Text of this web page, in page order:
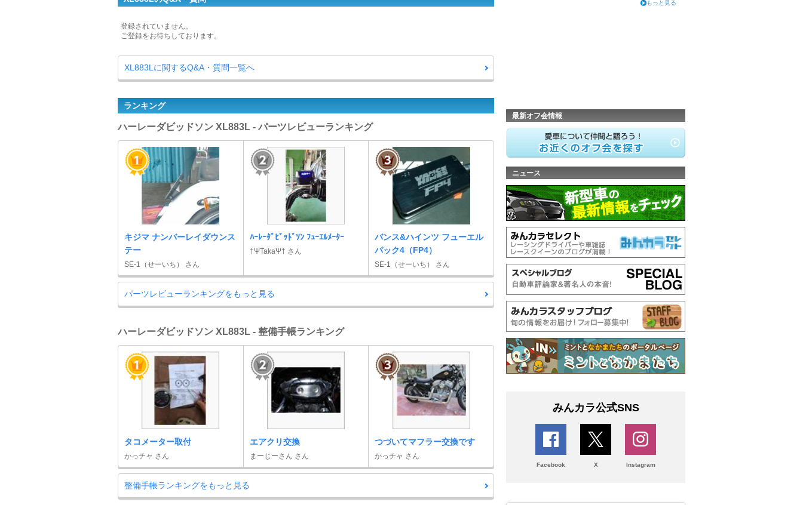
登録されていません。
ご登録をお待ちしております。
XL883Lに関するQ&A・質問一覧へ
ランキング
ハーレーダビッドソン XL883L - パーツレビューランキング
キジマ ナンバーレイダウンス
テー
SE-1（せーいち） さん
ﾊｰﾚｰﾀﾞﾋﾞｯﾄﾞｿﾝ ﾌｭｰｴﾙﾒｰﾀｰ
†ΨTakaΨ† さん
バンス&ハインツ フューエル
パック4（FP4）
SE-1（せーいち） さん
パーツレビューランキングをもっと見る
ハーレーダビッドソン XL883L - 整備手帳ランキング
タコメーター取付
かっチャ さん
エアクリ交換
まーじーさん さん
つづいてマフラー交換です
かっチャ さん
整備手帳ランキングをもっと見る
もっと見る
最新オフ会情報
ニュース
みんカラ公式SNS
Facebook X Instagram